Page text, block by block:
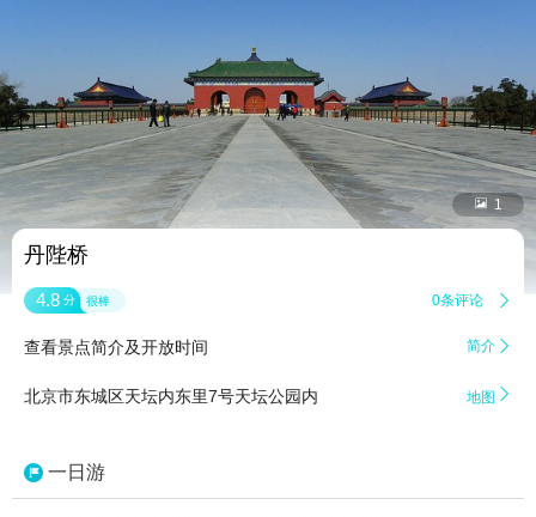
 1
丹陛桥
4.8 分 很棒 0条评论 
查看景点简介及开放时间 简介 
北京市东城区天坛内东里7号天坛公园内 地图 
一日游